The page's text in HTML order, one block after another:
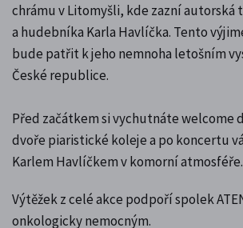
chrámu v Litomyšli, kde zazní autorská
a hudebníka Karla Havlíčka. Tento
bude patřit k jeho nemnoha letošním
České republice.
Před začátkem si vychutnáte welcome
dvoře piaristické koleje a po koncertu
Karlem Havlíčkem v komorní atmosféře.
Výtěžek z celé akce podpoří spolek
onkologicky nemocným.